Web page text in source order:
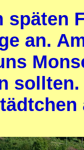
späten
an.